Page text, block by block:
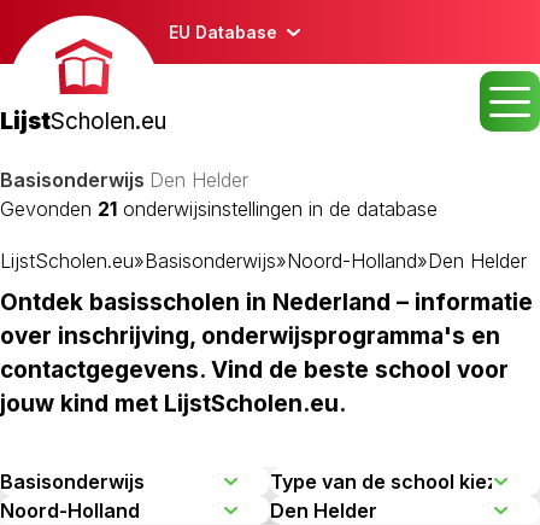
EU Database
LijstScholen.eu
Basisonderwijs Den Helder
Gevonden 21 onderwijsinstellingen in de database
LijstScholen.eu»Basisonderwijs»Noord-Holland»Den Helder
Ontdek basisscholen in Nederland – informatie
over inschrijving, onderwijsprogramma's en
contactgegevens. Vind de beste school voor
jouw kind met LijstScholen.eu.